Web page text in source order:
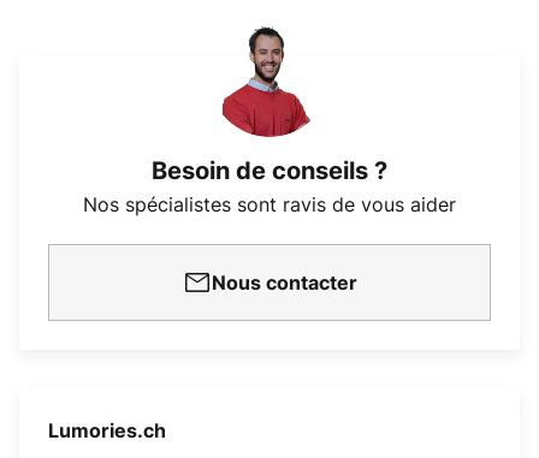
Besoin de conseils ?
Nos spécialistes sont ravis de vous aider
Nous contacter
Lumories.ch